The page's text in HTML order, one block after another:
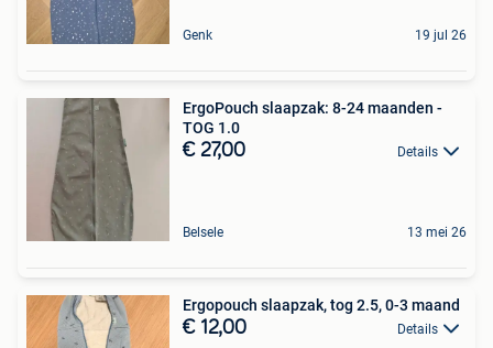
Genk 19 jul 26
ErgoPouch slaapzak: 8-24 maanden -
TOG 1.0
€ 27,00 Details
Belsele 13 mei 26
Ergopouch slaapzak, tog 2.5, 0-3 maand
€ 12,00 Details